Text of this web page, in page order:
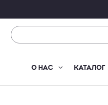
О НАС КАТАЛОГ